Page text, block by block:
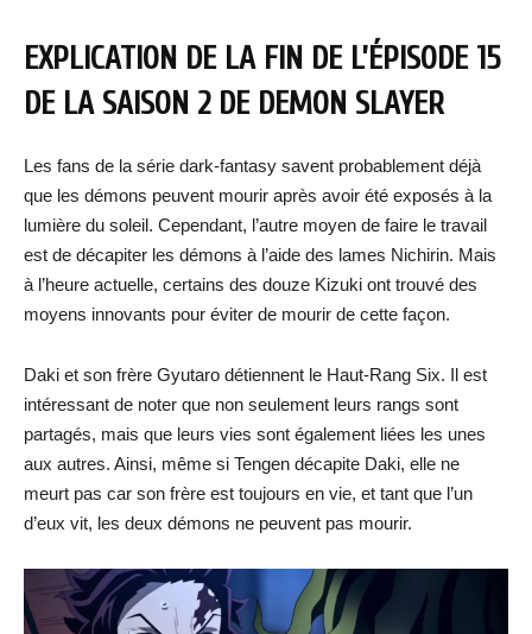
EXPLICATION DE LA FIN DE L’ÉPISODE 15
DE LA SAISON 2 DE DEMON SLAYER
Les fans de la série dark-fantasy savent probablement déjà
que les démons peuvent mourir après avoir été exposés à la
lumière du soleil. Cependant, l’autre moyen de faire le travail
est de décapiter les démons à l’aide des lames Nichirin. Mais
à l’heure actuelle, certains des douze Kizuki ont trouvé des
moyens innovants pour éviter de mourir de cette façon.
Daki et son frère Gyutaro détiennent le Haut-Rang Six. Il est
intéressant de noter que non seulement leurs rangs sont
partagés, mais que leurs vies sont également liées les unes
aux autres. Ainsi, même si Tengen décapite Daki, elle ne
meurt pas car son frère est toujours en vie, et tant que l’un
d’eux vit, les deux démons ne peuvent pas mourir.